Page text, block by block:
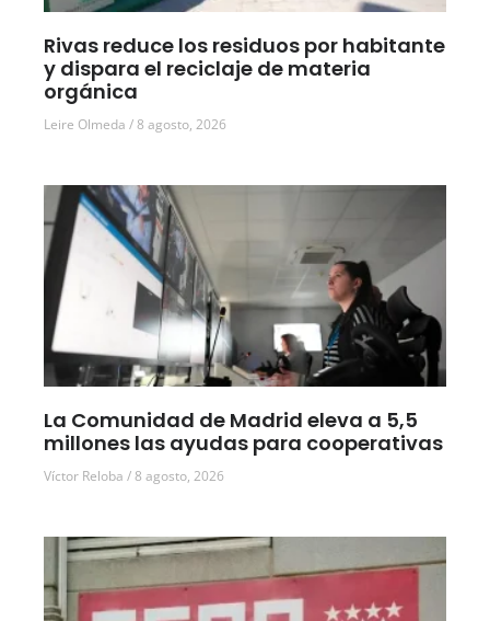
Rivas reduce los residuos por habitante
y dispara el reciclaje de materia
orgánica
Leire Olmeda 8 agosto, 2026
La Comunidad de Madrid eleva a 5,5
millones las ayudas para cooperativas
Víctor Reloba 8 agosto, 2026